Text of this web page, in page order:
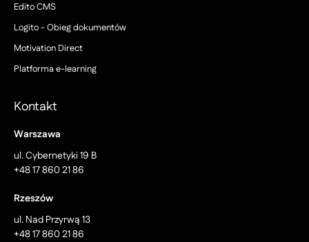
Edito CMS
Logito - Obieg dokumentów
Motivation Direct
Platforma e-learning
Kontakt
Warszawa
ul. Cybernetyki 19 B
+48 17 860 21 86
Rzeszów
ul. Nad Przyrwą 13
+48 17 860 21 86